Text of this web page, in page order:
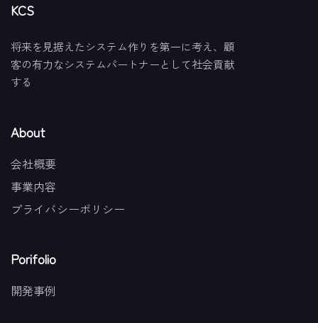
KCS
将来を見据えたシステム作りを第一に考え、顧
客の有力なシステムパートナーとして社会貢献
する
About
会社概要
事業内容
プライバシーポリシー
Porifolio
開発事例